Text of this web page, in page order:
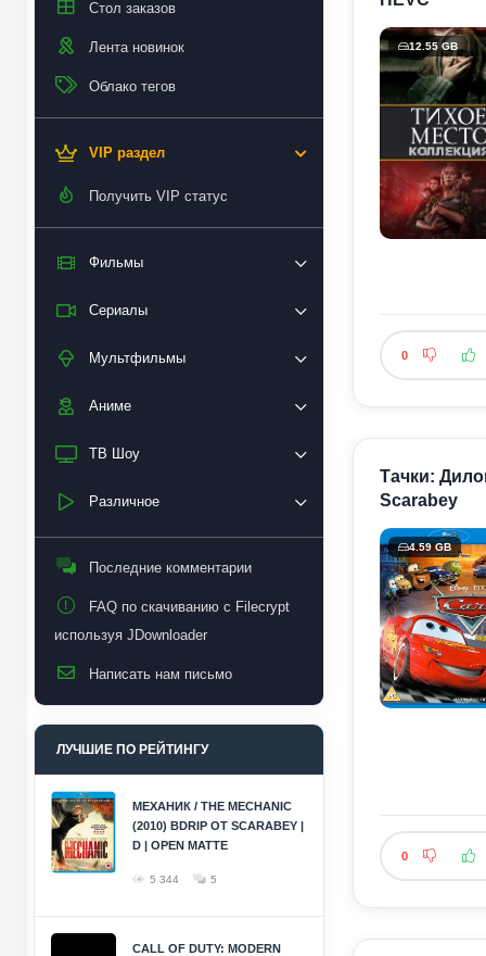
Стол заказов
Лента новинок
Облако тегов
VIP раздел
Получить VIP статус
Фильмы
Сериалы
Мультфильмы
Аниме
ТВ Шоу
Различное
Последние комментарии
FAQ по скачиванию с Filecrypt
используя JDownloader
Написать нам письмо
ЛУЧШИЕ ПО РЕЙТИНГУ
МЕХАНИК / THE MECHANIC
(2010) BDRIP ОТ SCARABEY |
D | OPEN MATTE
5 344 5
CALL OF DUTY: MODERN
12.55 GB
0
Тачки:
Scarabey
4.59 GB
0